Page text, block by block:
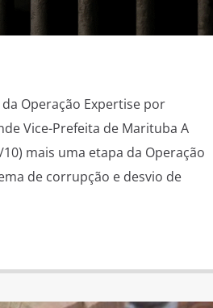
Operação Expertise por
Vice-Prefeita de Marituba A
mais uma etapa da Operação
de corrupção e desvio de